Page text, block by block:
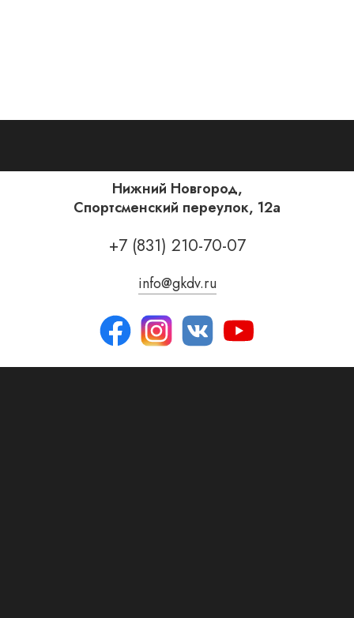
Нижний Новгород,
Спортсменский переулок, 12а
+7 (831) 210-70-07
info@gkdv.ru